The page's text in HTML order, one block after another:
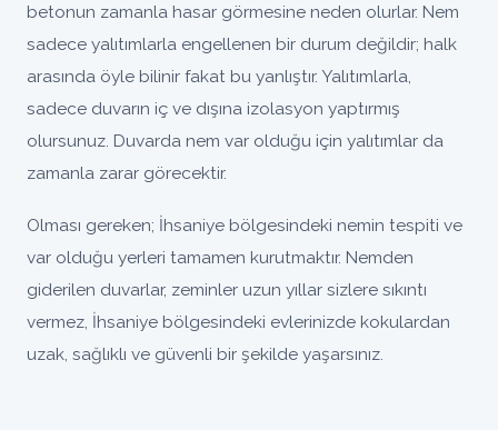
betonun zamanla hasar görmesine neden olurlar. Nem
sadece yalıtımlarla engellenen bir durum değildir; halk
arasında öyle bilinir fakat bu yanlıştır. Yalıtımlarla,
sadece duvarın iç ve dışına izolasyon yaptırmış
olursunuz. Duvarda nem var olduğu için yalıtımlar da
zamanla zarar görecektir.
Olması gereken; İhsaniye bölgesindeki nemin tespiti ve
var olduğu yerleri tamamen kurutmaktır. Nemden
giderilen duvarlar, zeminler uzun yıllar sizlere sıkıntı
vermez, İhsaniye bölgesindeki evlerinizde kokulardan
uzak, sağlıklı ve güvenli bir şekilde yaşarsınız.